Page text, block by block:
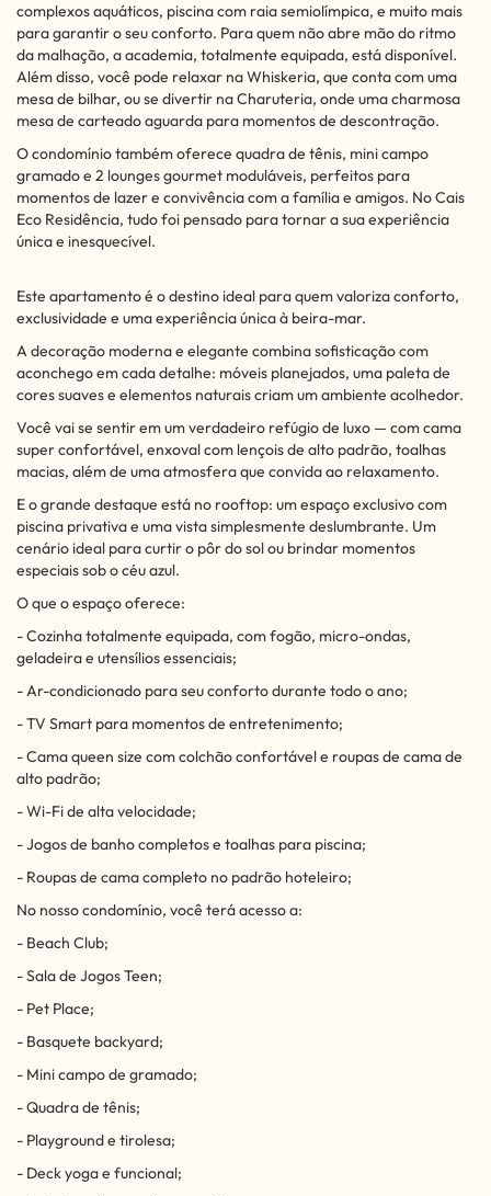
complexos aquáticos, piscina com raia semiolímpica, e muito mais
para garantir o seu conforto. Para quem não abre mão do ritmo
da malhação, a academia, totalmente equipada, está disponível.
Além disso, você pode relaxar na Whiskeria, que conta com uma
mesa de bilhar, ou se divertir na Charuteria, onde uma charmosa
mesa de carteado aguarda para momentos de descontração.
O condomínio também oferece quadra de tênis, mini campo
gramado e 2 lounges gourmet moduláveis, perfeitos para
momentos de lazer e convivência com a família e amigos. No Cais
Eco Residência, tudo foi pensado para tornar a sua experiência
única e inesquecível.
Este apartamento é o destino ideal para quem valoriza conforto,
exclusividade e uma experiência única à beira-mar.
A decoração moderna e elegante combina sofisticação com
aconchego em cada detalhe: móveis planejados, uma paleta de
cores suaves e elementos naturais criam um ambiente acolhedor.
Você vai se sentir em um verdadeiro refúgio de luxo — com cama
super confortável, enxoval com lençois de alto padrão, toalhas
macias, além de uma atmosfera que convida ao relaxamento.
E o grande destaque está no rooftop: um espaço exclusivo com
piscina privativa e uma vista simplesmente deslumbrante. Um
cenário ideal para curtir o pôr do sol ou brindar momentos
especiais sob o céu azul.
O que o espaço oferece:
- Cozinha totalmente equipada, com fogão, micro-ondas,
geladeira e utensílios essenciais;
- Ar-condicionado para seu conforto durante todo o ano;
- TV Smart para momentos de entretenimento;
- Cama queen size com colchão confortável e roupas de cama de
alto padrão;
- Wi-Fi de alta velocidade;
- Jogos de banho completos e toalhas para piscina;
- Roupas de cama completo no padrão hoteleiro;
No nosso condomínio, você terá acesso a:
- Beach Club;
- Sala de Jogos Teen;
- Pet Place;
- Basquete backyard;
- Mini campo de gramado;
- Quadra de tênis;
- Playground e tirolesa;
- Deck yoga e funcional;